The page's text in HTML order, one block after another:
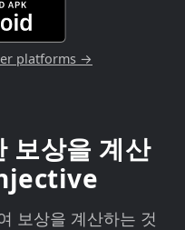
platforms →
보상을 계산
보상을 계산하는 것